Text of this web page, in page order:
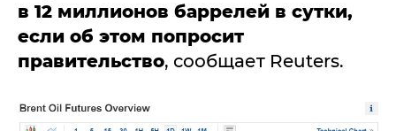
в 12 миллионов баррелей в сутки,
если об этом попросит
правительство, сообщает Reuters.